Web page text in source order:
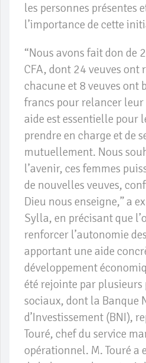
les personnes présentes
l’importance de cette
“Nous avons fait don de
CFA, dont 24 veuves
chacune et 8 veuves ont
francs pour relancer leur
aide est essentielle pour
prendre en charge et de
mutuellement. Nous
l’avenir, ces femmes
de nouvelles veuves,
Dieu nous enseigne,” a
Sylla, en précisant que
renforcer l’autonomie
apportant une aide
développement
été rejointe par plusieurs
sociaux, dont la Banque
d’Investissement (BNI),
Touré, chef du service
opérationnel. M. Touré a